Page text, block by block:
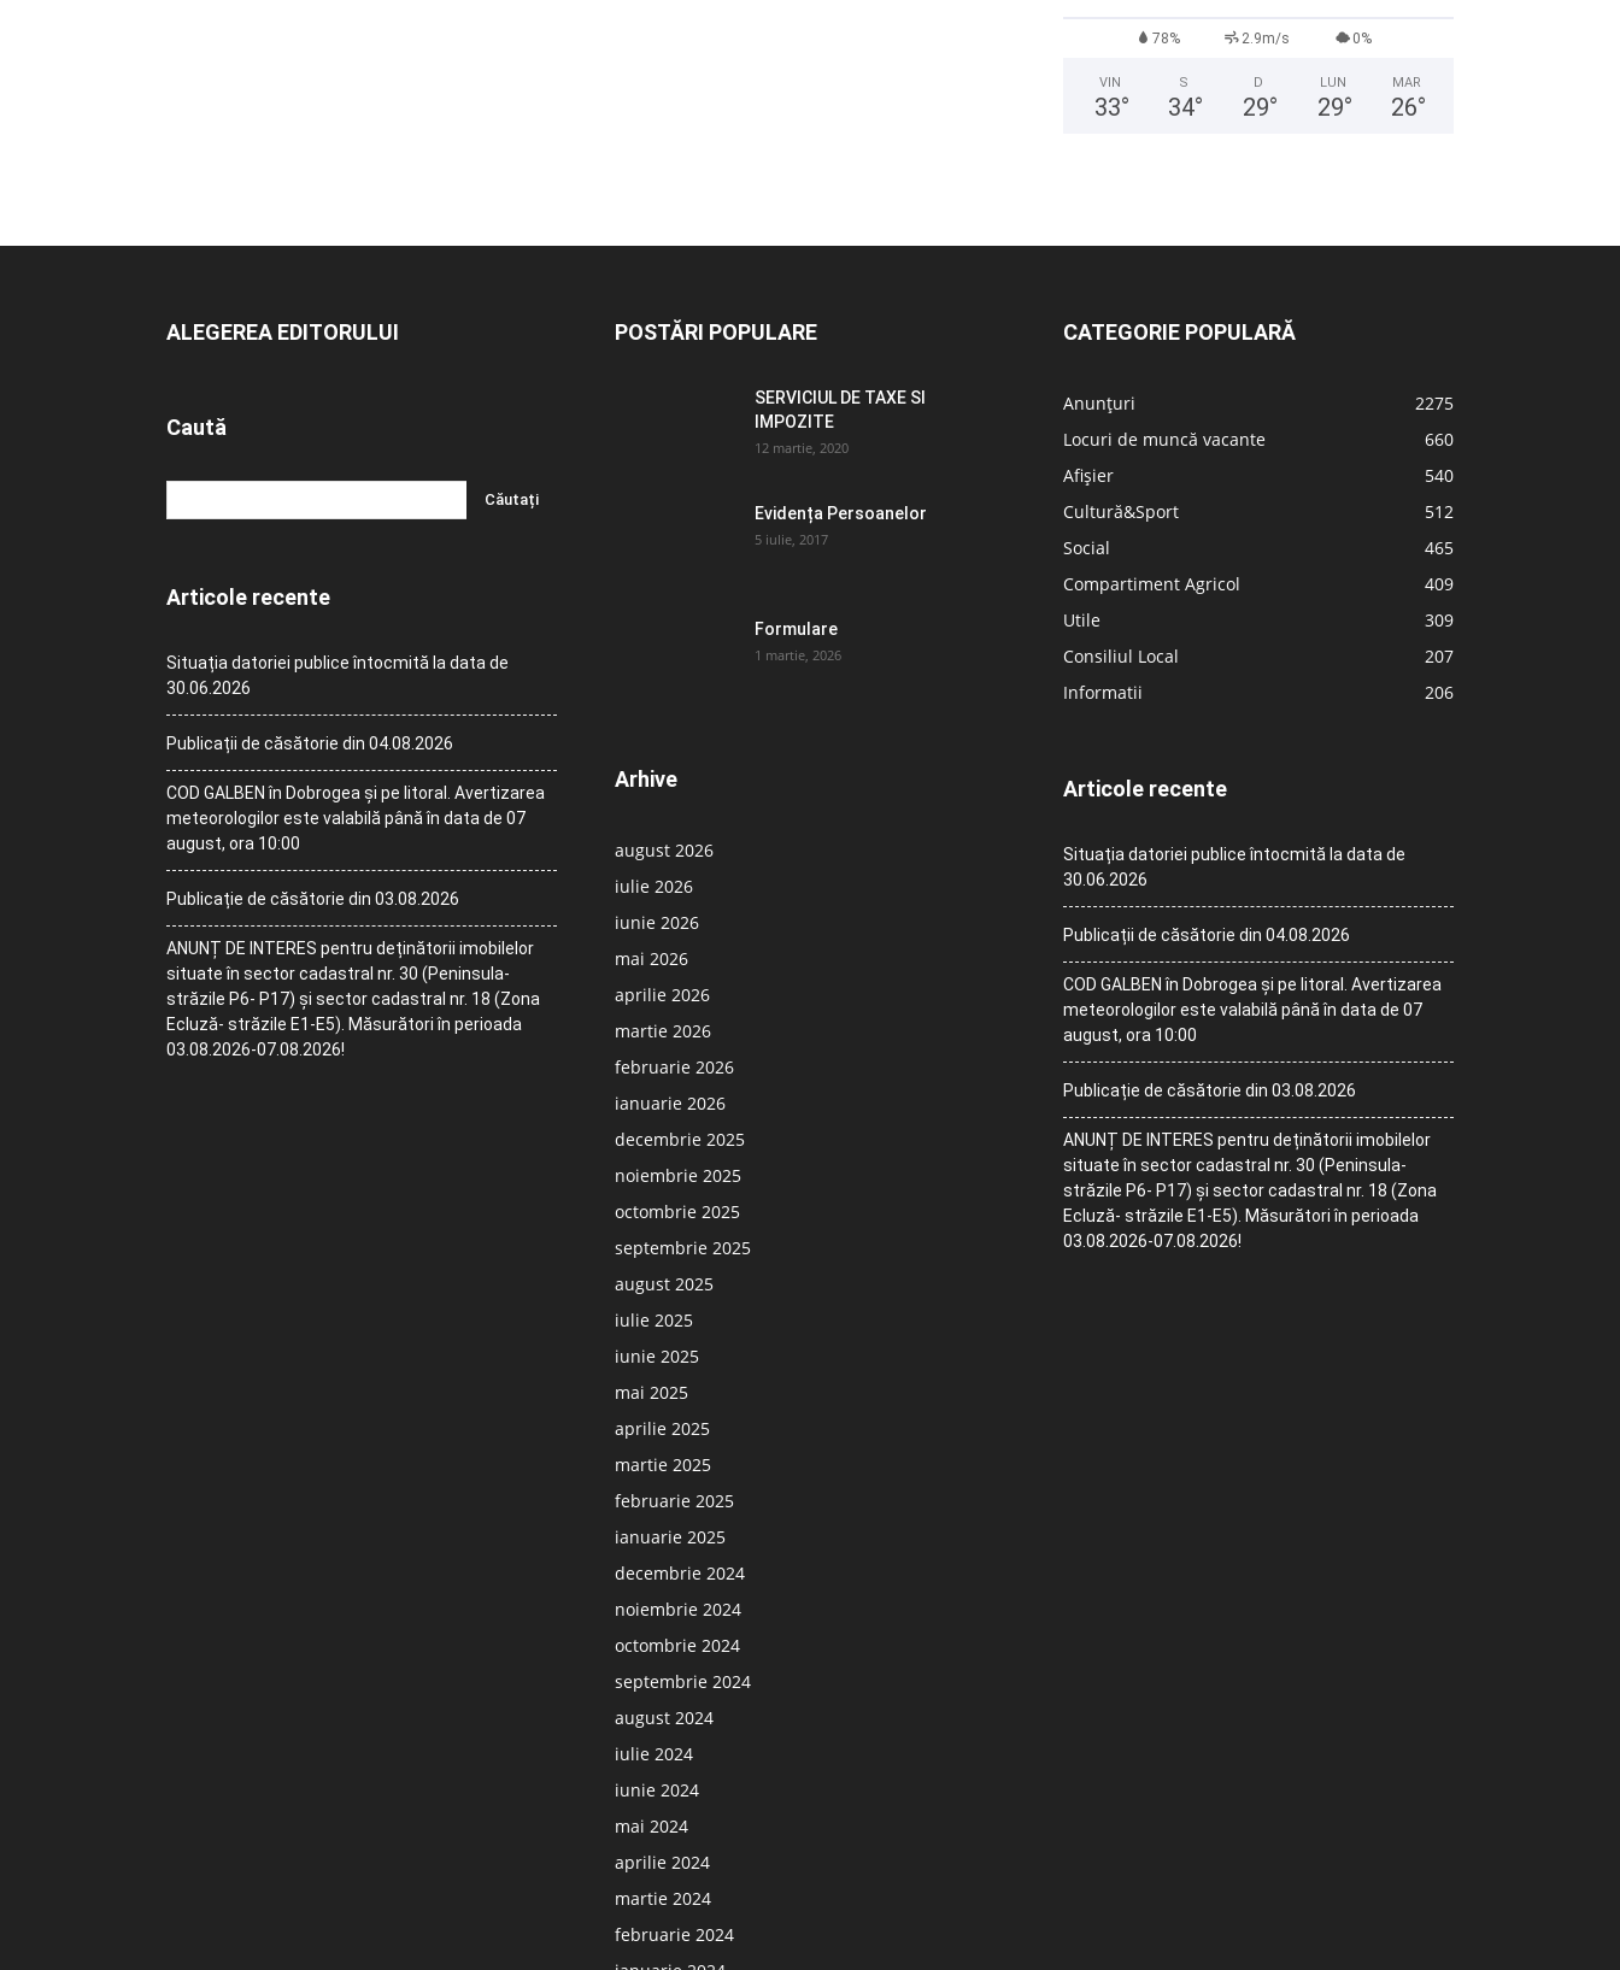
78% 2.9m/s 0%
VIN
33°
S
34°
D
29°
LUN
29°
MAR
26°
ALEGEREA EDITORULUI
Caută
Articole recente
Situația datoriei publice întocmită la data de
30.06.2026
Publicații de căsătorie din 04.08.2026
COD GALBEN în Dobrogea și pe litoral. Avertizarea
meteorologilor este valabilă până în data de 07
august, ora 10:00
Publicație de căsătorie din 03.08.2026
ANUNȚ DE INTERES pentru deținătorii imobilelor
situate în sector cadastral nr. 30 (Peninsula-
străzile P6- P17) și sector cadastral nr. 18 (Zona
Ecluză- străzile E1-E5). Măsurători în perioada
03.08.2026-07.08.2026!
POSTĂRI POPULARE
SERVICIUL DE TAXE SI
IMPOZITE
12 martie, 2020
Evidența Persoanelor
5 iulie, 2017
Formulare
1 martie, 2026
Arhive
august 2026
iulie 2026
iunie 2026
mai 2026
aprilie 2026
martie 2026
februarie 2026
ianuarie 2026
decembrie 2025
noiembrie 2025
octombrie 2025
septembrie 2025
august 2025
iulie 2025
iunie 2025
mai 2025
aprilie 2025
martie 2025
februarie 2025
ianuarie 2025
decembrie 2024
noiembrie 2024
octombrie 2024
septembrie 2024
august 2024
iulie 2024
iunie 2024
mai 2024
aprilie 2024
martie 2024
februarie 2024
CATEGORIE POPULARĂ
Anunțuri
2275
Locuri de muncă vacante
660
Afișier
540
Cultură&Sport
512
Social
465
Compartiment Agricol
409
Utile
309
Consiliul Local
207
Informatii
206
Articole recente
Situația datoriei publice întocmită la data de
30.06.2026
Publicații de căsătorie din 04.08.2026
COD GALBEN în Dobrogea și pe litoral. Avertizarea
meteorologilor este valabilă până în data de 07
august, ora 10:00
Publicație de căsătorie din 03.08.2026
ANUNȚ DE INTERES pentru deținătorii imobilelor
situate în sector cadastral nr. 30 (Peninsula-
străzile P6- P17) și sector cadastral nr. 18 (Zona
Ecluză- străzile E1-E5). Măsurători în perioada
03.08.2026-07.08.2026!